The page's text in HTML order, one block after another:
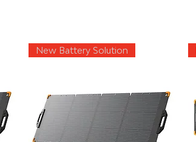
New Battery Solution